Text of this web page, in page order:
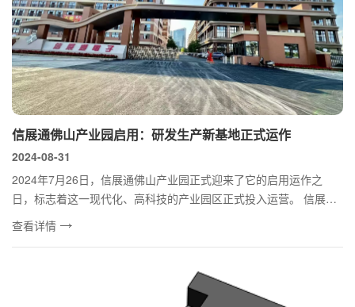
信展通佛山产业园启用：研发生产新基地正式运作
2024-08-31
2024年7月26日，信展通佛山产业园正式迎来了它的启用运作之
日，标志着这一现代化、高科技的产业园区正式投入运营。 信展通
佛山园区...
查看详情